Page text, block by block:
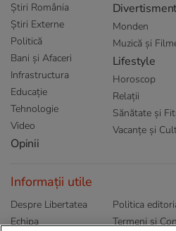
Știri România
Știri Externe
Politică
Bani și Afaceri
Infrastructura
Educație
Tehnologie
Video
Opinii
Monden
Muzică și
Lifestyle
Horoscop
Relații
Sănătate și
Vacanțe și
Informații utile
Despre Libertatea
Echipa
Politica
Termeni și